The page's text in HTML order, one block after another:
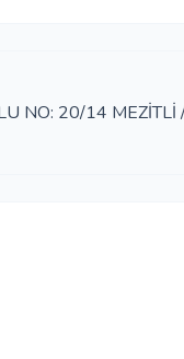
NO: 20/14 MEZİTLİ